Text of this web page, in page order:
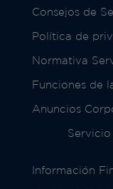
Consejos de
Política de
Normativa
Funciones de
Anuncios
Información